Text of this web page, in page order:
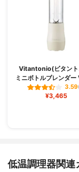
Vitantonio(ビタント
ミニボトルブレンダ
3.59
¥3,465
低温調理器関連